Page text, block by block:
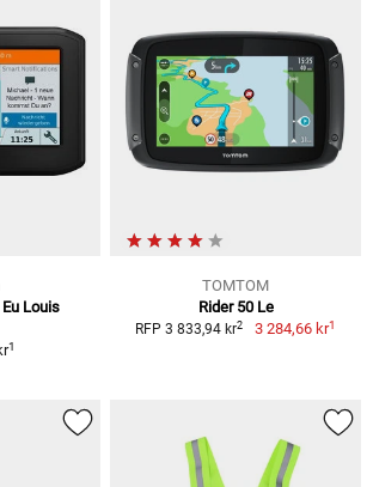
Louis
1
TOMTOM
Rider 50 Le
RFP 3 833,94 kr2 3 284,66 kr1